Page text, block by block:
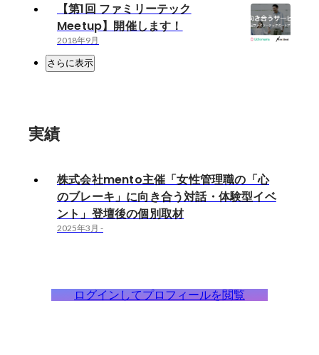
【第1回 ファミリーテック
Meetup】開催します！
2018年9月
さらに表示
実績
株式会社mento主催「女性管理職の「心
のブレーキ」に向き合う対話・体験型イベ
ント」登壇後の個別取材
2025年3月 -
ログインしてプロフィールを閲覧